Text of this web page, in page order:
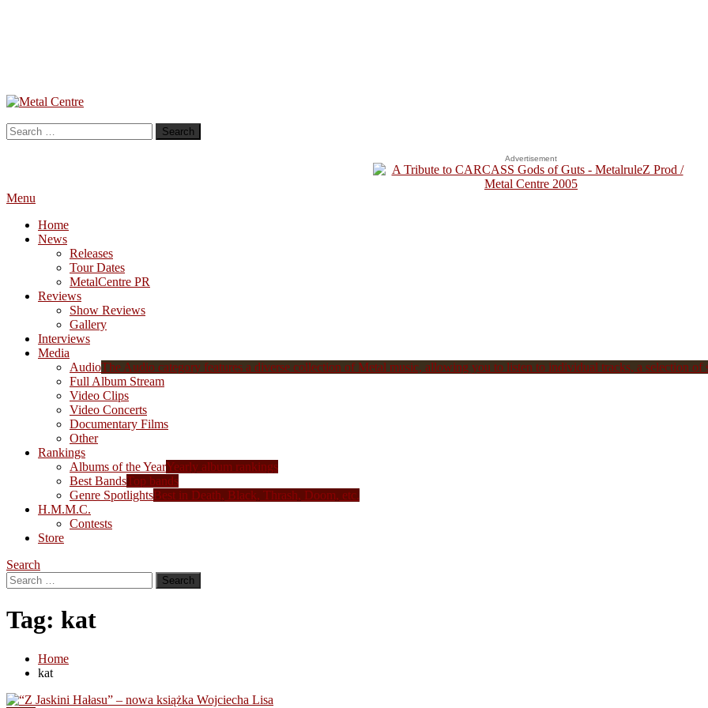
Skip
Content
Metal Centre
Mailorder & Webzine
Search
for:
Advertisement
Menu
Home
News
Releases
Tour Dates
MetalCentre PR
Reviews
Show Reviews
Gallery
Interviews
Media
AudioThe Audio category features a diverse collection of Metal music, allowing you to listen to individual tracks, a selection of
Full Album Stream
Video Clips
Video Concerts
Documentary Films
Other
Rankings
Albums of the YearYearly album rankings
Best BandsTop bands
Genre SpotlightsBest in Death, Black, Thrash, Doom, etc.
H.M.M.C.
Contests
Store
Search
Search
for:
Tag: kat
Home
kat